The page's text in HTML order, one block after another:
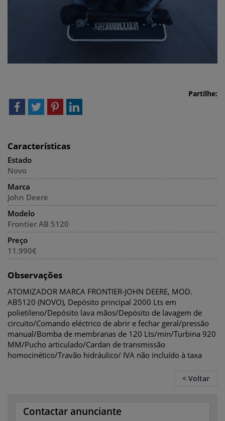
Partilhe:
Características
Estado
Novo
Marca
John Deere
Modelo
Frontier AB 5120
Preço
11.990€
Observações
ATOMIZADOR MARCA FRONTIER-JOHN DEERE, MOD.
AB5120 (NOVO), Depósito principal 2000 Lts em
polietileno/Depósito lava mãos/Depósito de lavagem de
circuito/Comando eléctrico de abrir e fechar geral/pressão
manual/Bomba de membranas de 120 Lts/min/Turbina 920
MM/Pucho articulado/Cardan de transmissão
homocinético/Travão hidráulico/ IVA não incluído à taxa
< Voltar
Contactar anunciante